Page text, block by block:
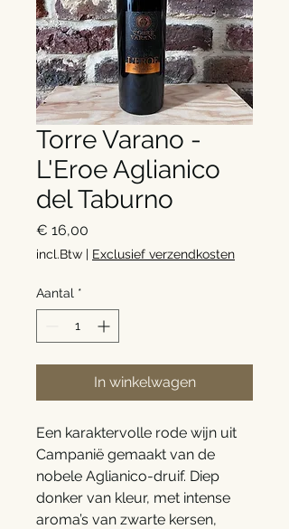
Torre Varano -
L'Eroe Aglianico
del Taburno
€ 16,00
incl.Btw | Exclusief verzendkosten
Aantal *
In winkelwagen
Een karaktervolle rode wijn uit
Campanië gemaakt van de
nobele Aglianico-druif. Diep
donker van kleur, met intense
aroma’s van zwarte kersen,